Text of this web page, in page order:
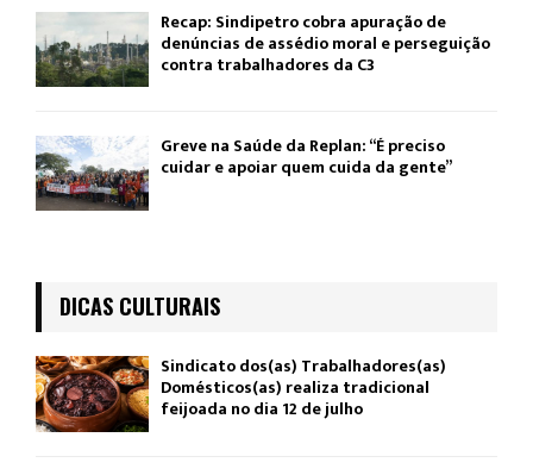
Recap: Sindipetro cobra apuração de
denúncias de assédio moral e perseguição
contra trabalhadores da C3
Greve na Saúde da Replan: “É preciso
cuidar e apoiar quem cuida da gente”
DICAS CULTURAIS
Sindicato dos(as) Trabalhadores(as)
Domésticos(as) realiza tradicional
feijoada no dia 12 de julho